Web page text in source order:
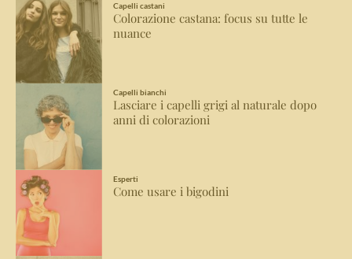
Capelli castani
Colorazione castana: focus su tutte le
nuance
Capelli bianchi
Lasciare i capelli grigi al naturale dopo
anni di colorazioni
Esperti
Come usare i bigodini